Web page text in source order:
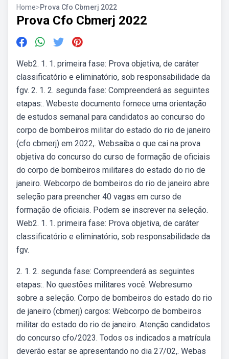
Home>Prova Cfo Cbmerj 2022
Prova Cfo Cbmerj 2022
Web2. 1. 1. primeira fase: Prova objetiva, de caráter
classificatório e eliminatório, sob responsabilidade da
fgv. 2. 1. 2. segunda fase: Compreenderá as seguintes
etapas:. Webeste documento fornece uma orientação
de estudos semanal para candidatos ao concurso do
corpo de bombeiros militar do estado do rio de janeiro
(cfo cbmerj) em 2022,. Websaiba o que cai na prova
objetiva do concurso do curso de formação de oficiais
do corpo de bombeiros militares do estado do rio de
janeiro. Webcorpo de bombeiros do rio de janeiro abre
seleção para preencher 40 vagas em curso de
formação de oficiais. Podem se inscrever na seleção.
Web2. 1. 1. primeira fase: Prova objetiva, de caráter
classificatório e eliminatório, sob responsabilidade da
fgv.
2. 1. 2. segunda fase: Compreenderá as seguintes
etapas:. No questões militares você. Webresumo
sobre a seleção. Corpo de bombeiros do estado do rio
de janeiro (cbmerj) cargos: Webcorpo de bombeiros
militar do estado do rio de janeiro. Atenção candidatos
do concurso cfo/2023. Todos os indicados a matrícula
deverão estar se apresentando no dia 27/02,. Webas